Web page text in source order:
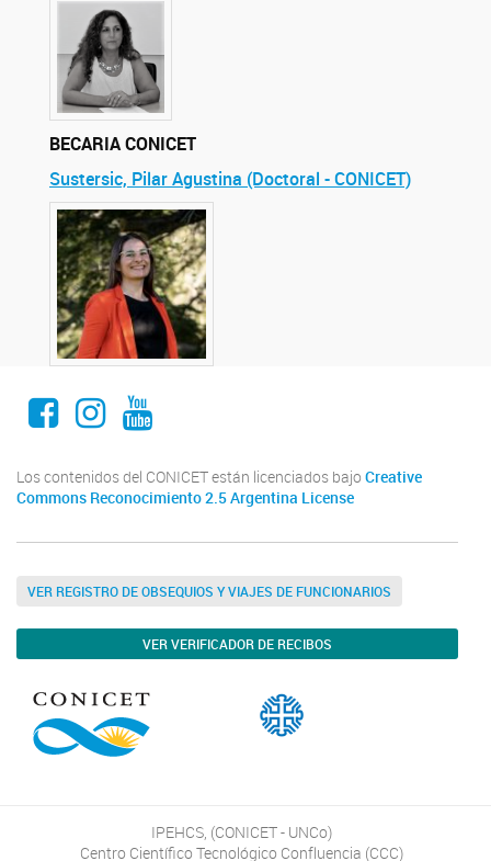
BECARIA CONICET
Sustersic, Pilar Agustina (Doctoral - CONICET)
Facebook
Instagram
Youtube
Los contenidos del CONICET están licenciados bajo Creative
Commons Reconocimiento 2.5 Argentina License
VER REGISTRO DE OBSEQUIOS Y VIAJES DE FUNCIONARIOS
VER VERIFICADOR DE RECIBOS
IPEHCS, (CONICET - UNCo)
Centro Científico Tecnológico Confluencia (CCC)